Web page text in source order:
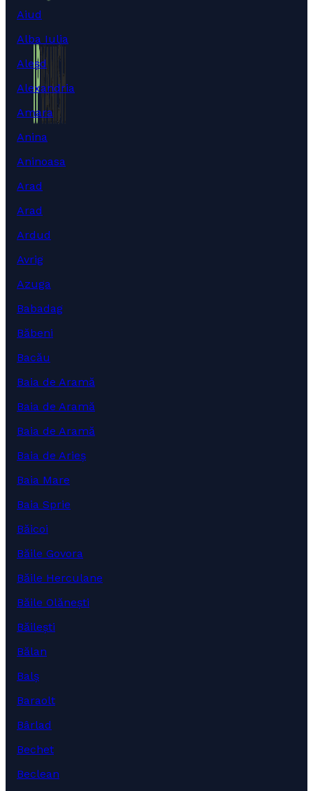
Aiud
Alba Iulia
Aleșd
Alexandria
Amara
Anina
Aninoasa
Arad
Arad
Ardud
Avrig
Azuga
Babadag
Băbeni
Bacău
Baia de Aramă
Baia de Aramă
Baia de Aramă
Baia de Arieș
Baia Mare
Baia Sprie
Băicoi
Băile Govora
Băile Herculane
Băile Olănești
Băilești
Bălan
Balș
Baraolt
Bârlad
Bechet
Beclean